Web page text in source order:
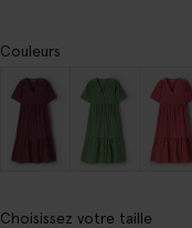
Couleurs
Choisissez votre taille